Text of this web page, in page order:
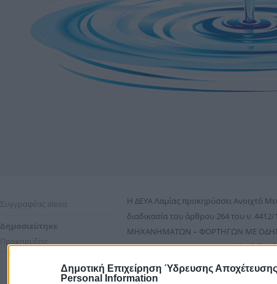
Δημοτική Επιχείρηση Ύδρευσης
Personal Information
Συγγραφέας alexis
Δημοσιεύτηκε
Προκηρύξεις
Η ΔΕΥΑ Λαμίας προκηρύσσει Ανοιχτό
διαδικασία του άρθρου 264 του ν.
ΜΗΧΑΝΗΜΑΤΩΝ – ΦΟΡΤΗΓΩΝ ΜΕ ΟΔΗΓΟ
47.359,20 € για Φ.Π.Α. και συνολική
Ο διαγωνισμός θα πραγματοποιηθεί
της πλατφόρμας του Εθνικού